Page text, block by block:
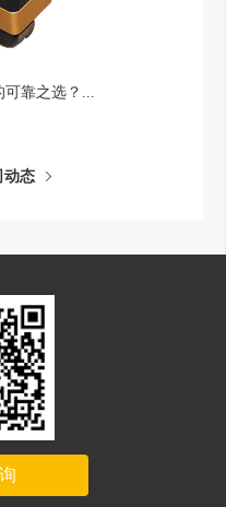
可靠之选？...
动态